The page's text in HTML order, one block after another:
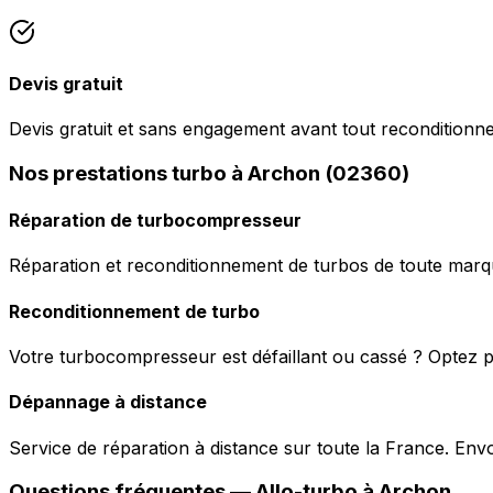
Devis gratuit
Devis gratuit et sans engagement avant tout
Nos prestations turbo à Archon (02360)
Réparation de turbocompresseur
Réparation et reconditionnement de turbos de toute
Reconditionnement de turbo
Votre turbocompresseur est défaillant ou cassé ?
Dépannage à distance
Service de réparation à distance sur toute la France.